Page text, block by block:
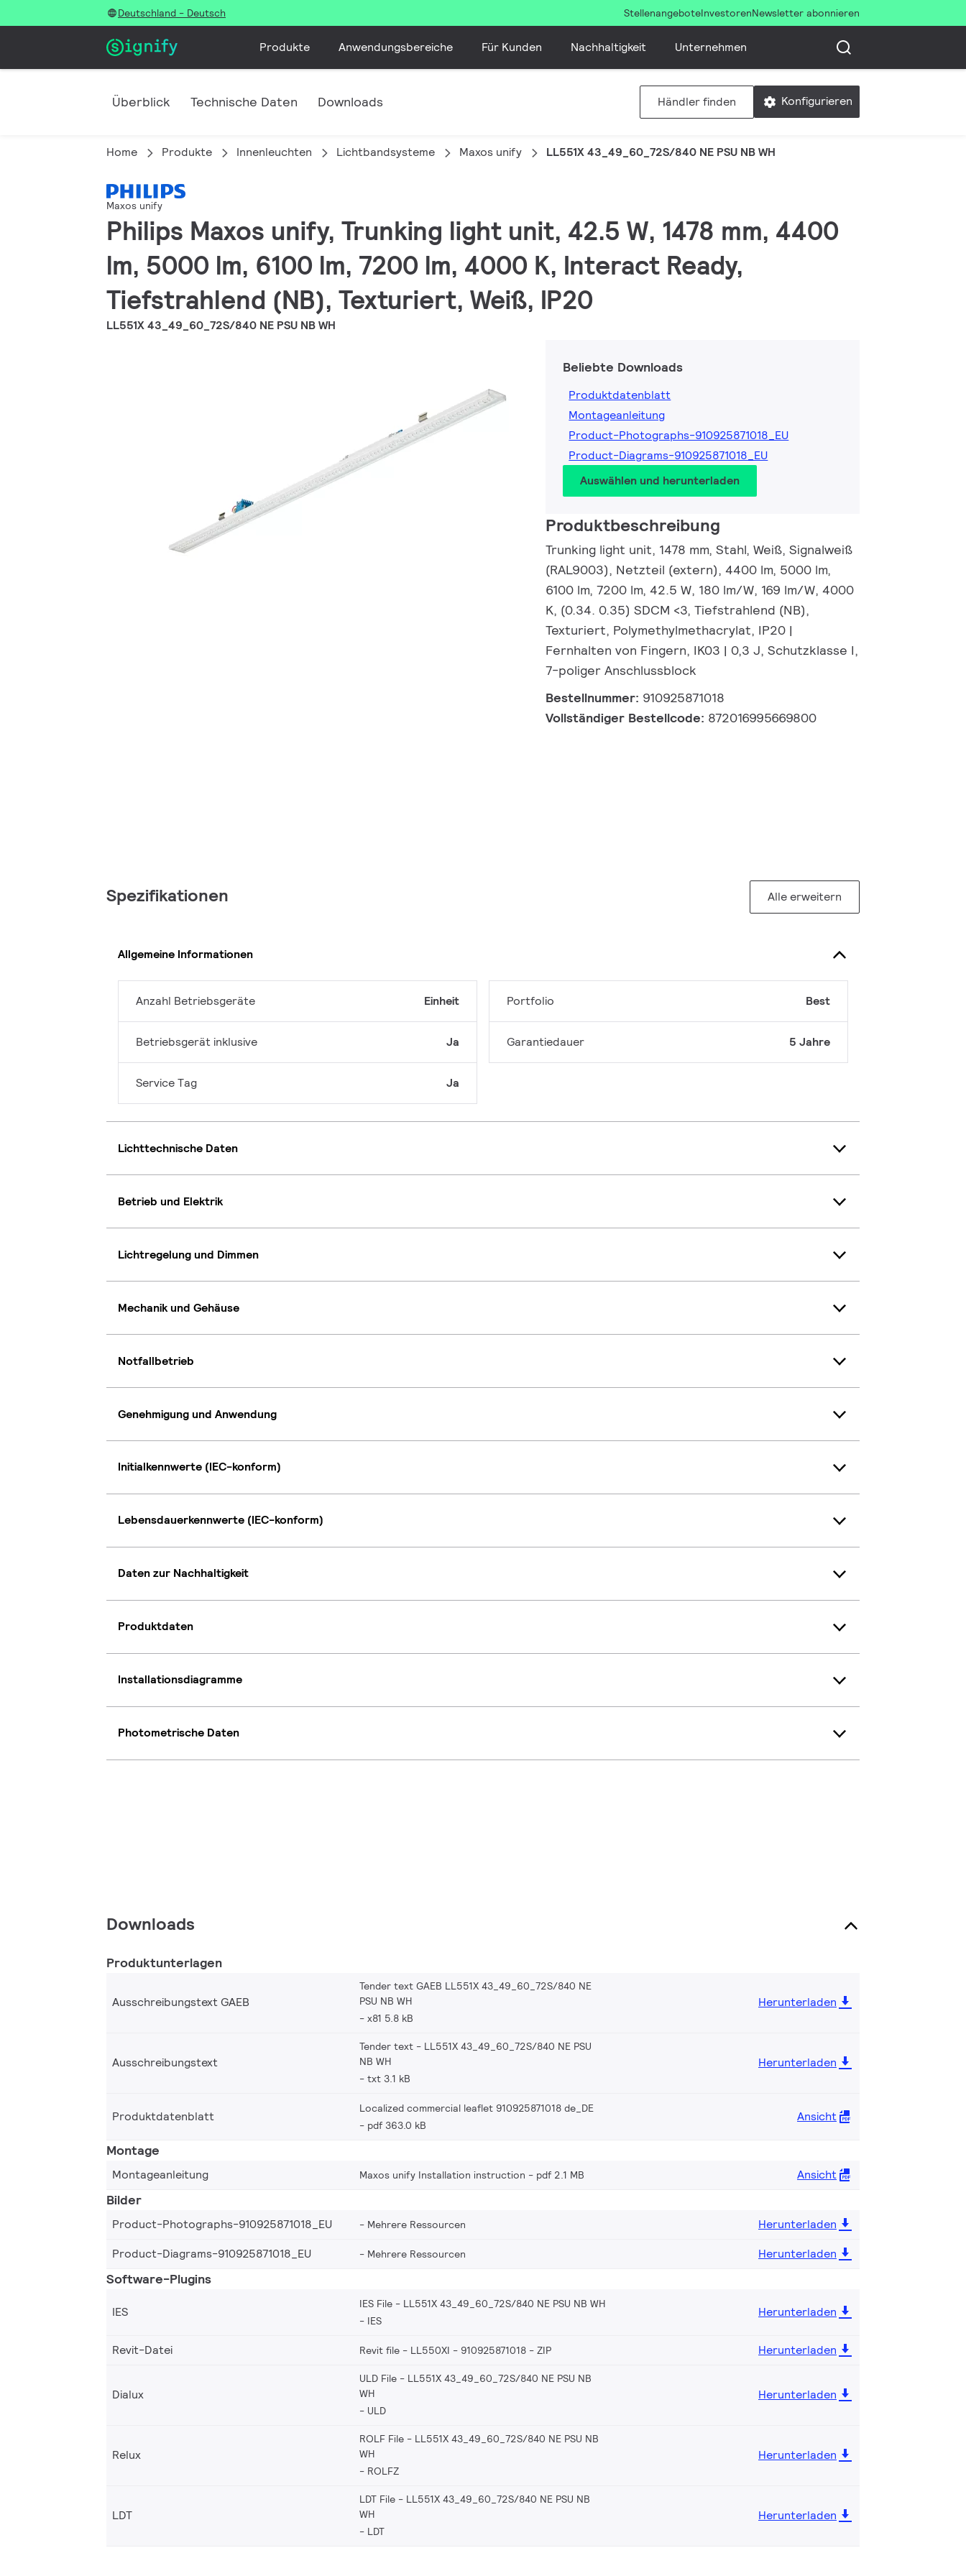
Deutschland - Deutsch StellenangeboteInvestorenNewsletter abonnieren
Produkte Anwendungsbereiche Für Kunden Nachhaltigkeit Unternehmen
Überblick Technische Daten Downloads Händler finden Konfigurieren
Home Produkte Innenleuchten Lichtbandsysteme Maxos unify LL551X 43_49_60_72S/840 NE PSU NB WH
Maxos unify
Philips Maxos unify, Trunking light unit, 42.5 W, 1478 mm, 4400
lm, 5000 lm, 6100 lm, 7200 lm, 4000 K, Interact Ready,
Tiefstrahlend (NB), Texturiert, Weiß, IP20
LL551X 43_49_60_72S/840 NE PSU NB WH
Beliebte Downloads
Produktdatenblatt
Montageanleitung
Product-Photographs-910925871018_EU
Product-Diagrams-910925871018_EU
Auswählen und herunterladen
Produktbeschreibung
Trunking light unit, 1478 mm, Stahl, Weiß, Signalweiß
(RAL9003), Netzteil (extern), 4400 lm, 5000 lm,
6100 lm, 7200 lm, 42.5 W, 180 lm/W, 169 lm/W, 4000
K, (0.34. 0.35) SDCM <3, Tiefstrahlend (NB),
Texturiert, Polymethylmethacrylat, IP20 |
Fernhalten von Fingern, IK03 | 0,3 J, Schutzklasse I,
7-poliger Anschlussblock
Bestellnummer: 910925871018
Vollständiger Bestellcode: 872016995669800
Spezifikationen Alle erweitern
Allgemeine Informationen
Anzahl Betriebsgeräte Einheit
Betriebsgerät inklusive Ja
Service Tag Ja
Portfolio Best
Garantiedauer 5 Jahre
Lichttechnische Daten
Betrieb und Elektrik
Lichtregelung und Dimmen
Mechanik und Gehäuse
Notfallbetrieb
Genehmigung und Anwendung
Initialkennwerte (IEC-konform)
Lebensdauerkennwerte (IEC-konform)
Daten zur Nachhaltigkeit
Produktdaten
Installationsdiagramme
Photometrische Daten
Downloads
Produktunterlagen
Ausschreibungstext GAEB
Tender text GAEB LL551X 43_49_60_72S/840 NE
PSU NB WH
x81 5.8 kB
Herunterladen
Ausschreibungstext
Tender text - LL551X 43_49_60_72S/840 NE PSU
NB WH
txt 3.1 kB
Herunterladen
Produktdatenblatt
Localized commercial leaflet 910925871018 de_DE
pdf 363.0 kB
Ansicht
Montage
Montageanleitung Maxos unify Installation instruction pdf 2.1 MB Ansicht
Bilder
Product-Photographs-910925871018_EU Mehrere Ressourcen
Herunterladen
Product-Diagrams-910925871018_EU
Mehrere Ressourcen Herunterladen
Software-Plugins
IES
IES File - LL551X 43_49_60_72S/840 NE PSU NB WH
IES
Herunterladen
Revit-Datei Revit file - LL550XI - 910925871018 ZIP Herunterladen
Dialux
ULD File - LL551X 43_49_60_72S/840 NE PSU NB
WH
ULD
Herunterladen
Relux
ROLF File - LL551X 43_49_60_72S/840 NE PSU NB
WH
ROLFZ
Herunterladen
LDT
LDT File - LL551X 43_49_60_72S/840 NE PSU NB
WH
LDT
Herunterladen